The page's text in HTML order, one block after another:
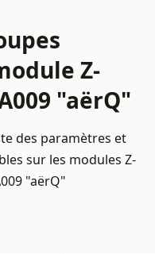
Z-
"aërQ"
des paramètres et
sur les modules Z-
"aërQ"